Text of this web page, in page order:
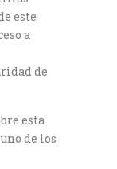
este
a
de
esta
de los